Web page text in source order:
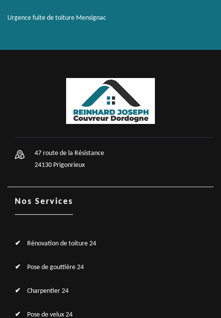
Urgence fuite de toiture Mensignac
47 route de la Résistance
24130 Prigonrieux
Nos Services
Rénovation de toiture 24
Pose de gouttière 24
Charpentier 24
Pose de velux 24